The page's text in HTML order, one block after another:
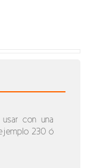
con una
230 ó